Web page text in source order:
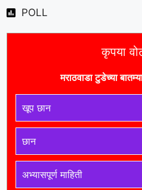
POLL
कृपया
मराठवाडा टुडेच्या
खूप छान
छान
अभ्यासपूर्ण माहिती